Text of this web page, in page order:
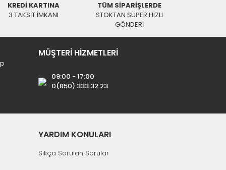
KREDİ KARTINA
3 TAKSİT İMKANI
TÜM SİPARİŞLERDE
STOKTAN SÜPER HIZLI
GÖNDERİ
MÜŞTERİ HİZMETLERİ
09:00 - 17:00
0(850) 333 32 23
YARDIM KONULARI
Sıkça Sorulan Sorular